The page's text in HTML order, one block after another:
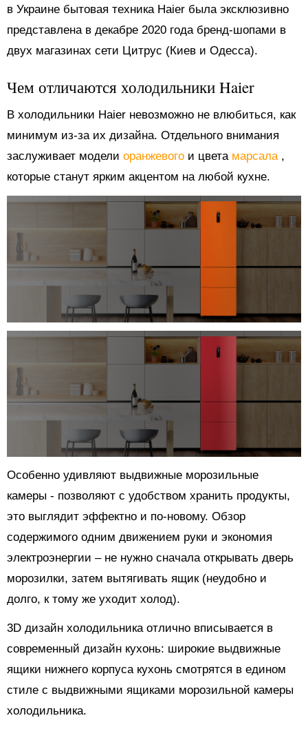
в Украине бытовая техника Haier была эксклюзивно
представлена в декабре 2020 года бренд-шопами в
двух магазинах сети Цитрус (Киев и Одесса).
Чем отличаются холодильники Haier
В холодильники Haier невозможно не влюбиться, как
минимум из-за их дизайна. Отдельного внимания
заслуживает модели оранжевого и цвета марсала ,
которые станут ярким акцентом на любой кухне.
Особенно удивляют выдвижные морозильные
камеры - позволяют с удобством хранить продукты,
это выглядит эффектно и по-новому. Обзор
содержимого одним движением руки и экономия
электроэнергии – не нужно сначала открывать дверь
морозилки, затем вытягивать ящик (неудобно и
долго, к тому же уходит холод).
3D дизайн холодильника отлично вписывается в
современный дизайн кухонь: широкие выдвижные
ящики нижнего корпуса кухонь смотрятся в едином
стиле с выдвижными ящиками морозильной камеры
холодильника.